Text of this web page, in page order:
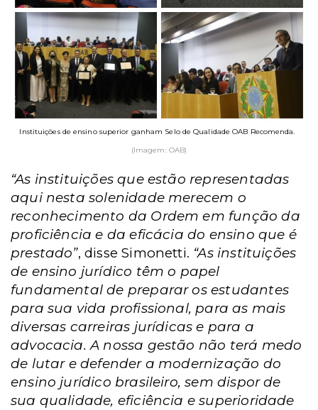
Instituições de ensino superior ganham Selo de Qualidade OAB Recomenda.
(Imagem: OAB)
“As instituições que estão representadas
aqui nesta solenidade merecem o
reconhecimento da Ordem em função da
proficiência e da eficácia do ensino que é
prestado”, disse Simonetti. “As instituições
de ensino jurídico têm o papel
fundamental de preparar os estudantes
para sua vida profissional, para as mais
diversas carreiras jurídicas e para a
advocacia. A nossa gestão não terá medo
de lutar e defender a modernização do
ensino jurídico brasileiro, sem dispor de
sua qualidade, eficiência e superioridade